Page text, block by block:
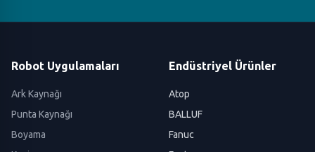
Robot Uygulamaları
Ark Kaynağı
Punta Kaynağı
Boyama
Endüstriyel Ürünler
Atop
BALLUF
Fanuc